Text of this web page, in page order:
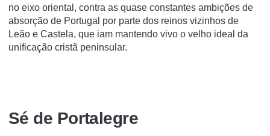
no eixo oriental, contra as quase constantes ambições de
absorção de Portugal por parte dos reinos vizinhos de
Leão e Castela, que iam mantendo vivo o velho ideal da
unificação cristã peninsular.
Sé de Portalegre